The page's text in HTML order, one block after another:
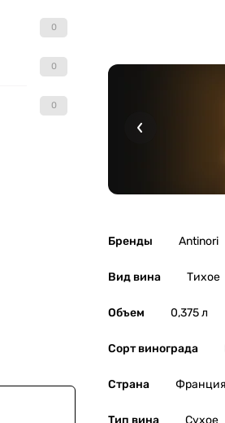
0
0
0
Бренды Antinori
Вид вина Тихое
Объем 0,375 л
Сорт винограда
Страна Франция
Тип вина Сухое